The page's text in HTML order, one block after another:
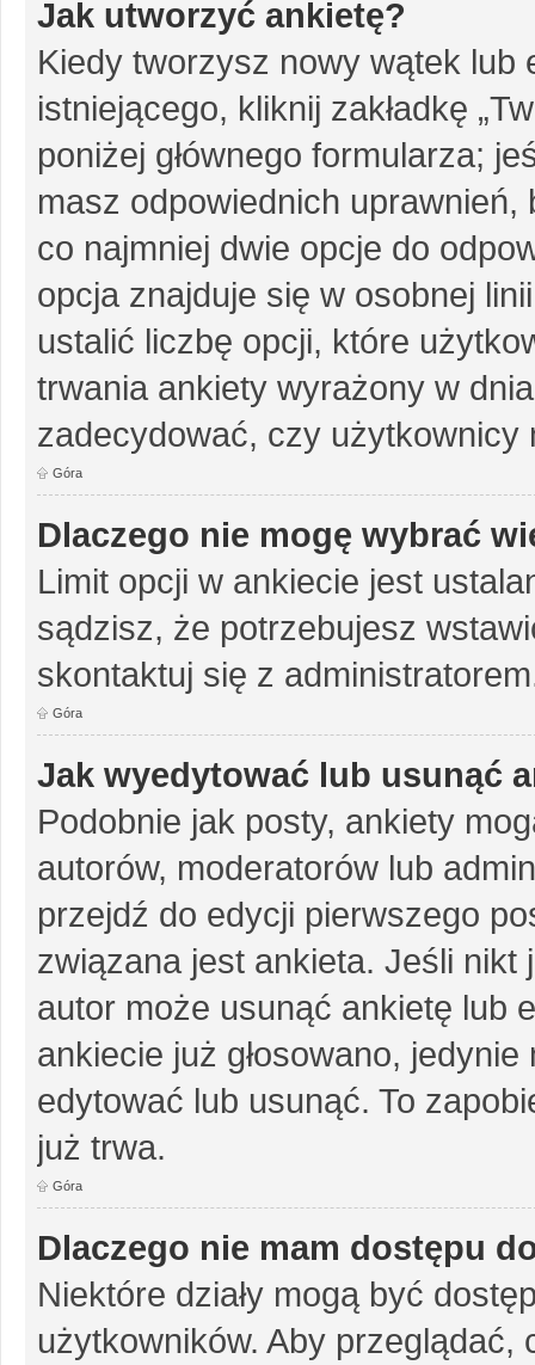
Jak utworzyć ankietę?
Kiedy tworzysz nowy wątek lub
istniejącego, kliknij zakładkę
poniżej głównego formularza;
masz odpowiednich uprawnień,
co najmniej dwie opcje do
opcja znajduje się w osobnej
ustalić liczbę opcji, które
trwania ankiety wyrażony w
zadecydować, czy użytkownicy
Góra
Dlaczego nie mogę wybrać
Limit opcji w ankiecie jest
sądzisz, że potrzebujesz
skontaktuj się z
Góra
Jak wyedytować lub usunąć
Podobnie jak posty, ankiety
autorów, moderatorów lub
przejdź do edycji pierwszego
związana jest ankieta. Jeśli nikt
autor może usunąć ankietę lub
ankiecie już głosowano,
edytować lub usunąć. To
już trwa.
Góra
Dlaczego nie mam dostępu
Niektóre działy mogą być
użytkowników. Aby